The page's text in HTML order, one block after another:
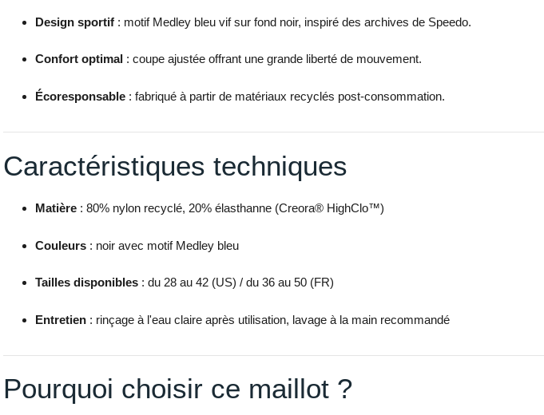
Design sportif: motif Medley bleu vif sur fond noir, inspiré des archives de Speedo.
Confort optimal: coupe ajustée offrant une grande liberté de mouvement.
Écoresponsable: fabriqué à partir de matériaux recyclés post-consommation.
Caractéristiques techniques
Matière: 80% nylon recyclé, 20% élasthanne (Creora® HighClo™)
Couleurs: noir avec motif Medley bleu
Tailles disponibles: du 28 au 42 (US) / du 36 au 50 (FR)
Entretien: rinçage à l'eau claire après utilisation, lavage à la main recommandé
Pourquoi choisir ce maillot ?